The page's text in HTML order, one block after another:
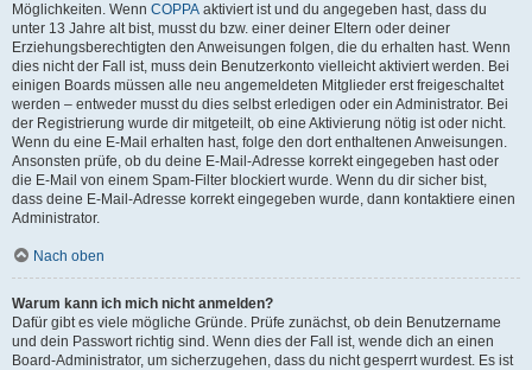
Möglichkeiten. Wenn COPPA aktiviert ist und du angegeben hast, dass du
unter 13 Jahre alt bist, musst du bzw. einer deiner Eltern oder deiner
Erziehungsberechtigten den Anweisungen folgen, die du erhalten hast. Wenn
dies nicht der Fall ist, muss dein Benutzerkonto vielleicht aktiviert werden. Bei
einigen Boards müssen alle neu angemeldeten Mitglieder erst freigeschaltet
werden – entweder musst du dies selbst erledigen oder ein Administrator. Bei
der Registrierung wurde dir mitgeteilt, ob eine Aktivierung nötig ist oder nicht.
Wenn du eine E-Mail erhalten hast, folge den dort enthaltenen Anweisungen.
Ansonsten prüfe, ob du deine E-Mail-Adresse korrekt eingegeben hast oder
die E-Mail von einem Spam-Filter blockiert wurde. Wenn du dir sicher bist,
dass deine E-Mail-Adresse korrekt eingegeben wurde, dann kontaktiere einen
Administrator.
Nach oben
Warum kann ich mich nicht anmelden?
Dafür gibt es viele mögliche Gründe. Prüfe zunächst, ob dein Benutzername
und dein Passwort richtig sind. Wenn dies der Fall ist, wende dich an einen
Board-Administrator, um sicherzugehen, dass du nicht gesperrt wurdest. Es ist